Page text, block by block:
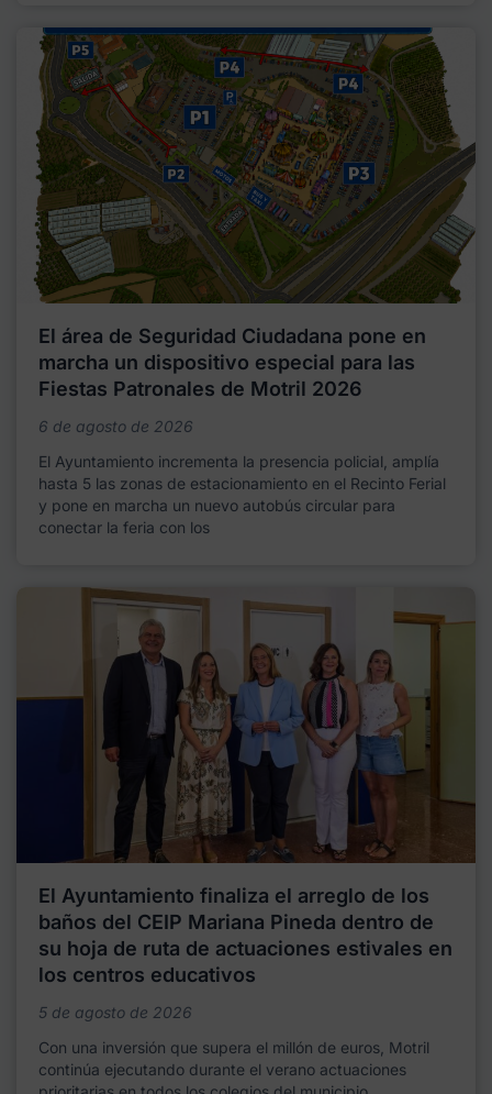
El área de Seguridad Ciudadana pone en
marcha un dispositivo especial para las
Fiestas Patronales de Motril 2026
6 de agosto de 2026
El Ayuntamiento incrementa la presencia policial, amplía
hasta 5 las zonas de estacionamiento en el Recinto Ferial
y pone en marcha un nuevo autobús circular para
conectar la feria con los
El Ayuntamiento finaliza el arreglo de los
baños del CEIP Mariana Pineda dentro de
su hoja de ruta de actuaciones estivales en
los centros educativos
5 de agosto de 2026
Con una inversión que supera el millón de euros, Motril
continúa ejecutando durante el verano actuaciones